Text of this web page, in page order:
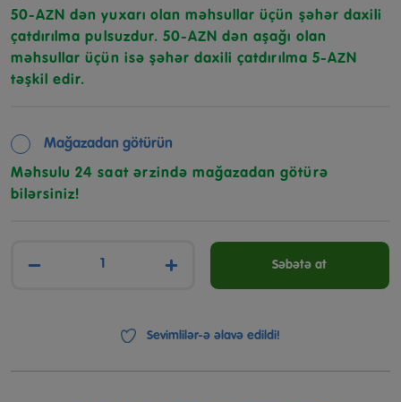
50-AZN dən yuxarı olan məhsullar üçün şəhər daxili
çatdırılma pulsuzdur. 50-AZN dən aşağı olan
məhsullar üçün isə şəhər daxili çatdırılma 5-AZN
təşkil edir.
Mağazadan götürün
Məhsulu 24 saat ərzində mağazadan götürə
bilərsiniz!
− + Səbətə at
Sevimlilər-ə əlavə edildi!